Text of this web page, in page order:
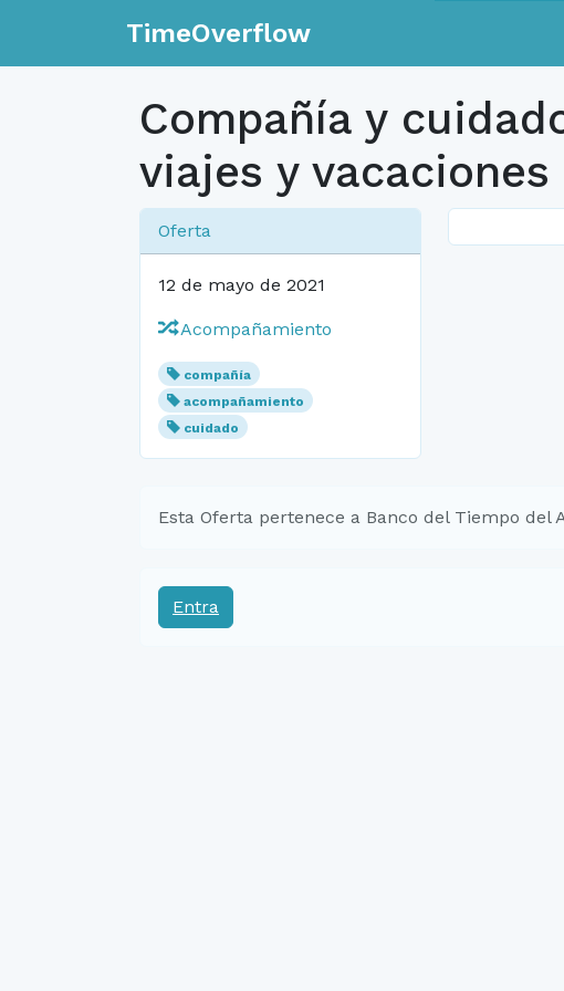
TimeOverflow
Compañía y
viajes y vacaciones
Oferta
12 de mayo de 2021
Acompañamiento
compañía
acompañamiento
cuidado
Esta Oferta pertenece a Banco del Tiempo del
Entra